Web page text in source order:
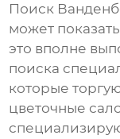
Поиск
может
это вполне
поиска
которые
цветочные